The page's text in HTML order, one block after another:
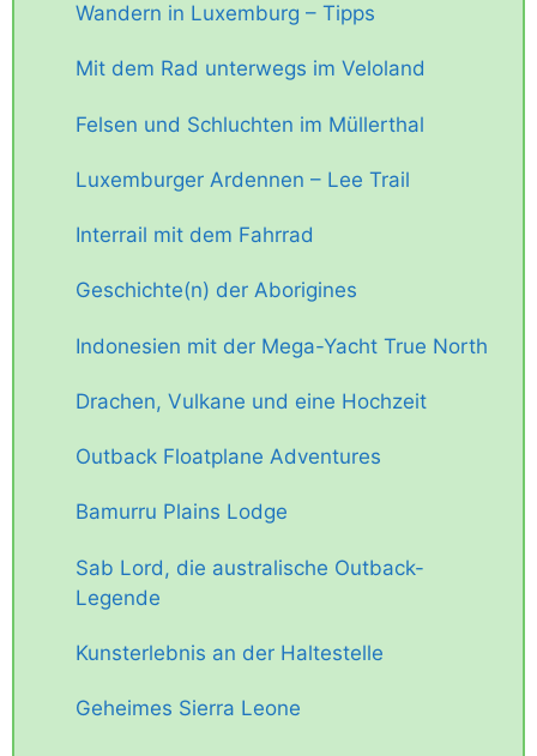
Wandern in Luxemburg – Tipps
Mit dem Rad unterwegs im Veloland
Felsen und Schluchten im Müllerthal
Luxemburger Ardennen – Lee Trail
Interrail mit dem Fahrrad
Geschichte(n) der Aborigines
Indonesien mit der Mega-Yacht True North
Drachen, Vulkane und eine Hochzeit
Outback Floatplane Adventures
Bamurru Plains Lodge
Sab Lord, die australische Outback-
Legende
Kunsterlebnis an der Haltestelle
Geheimes Sierra Leone